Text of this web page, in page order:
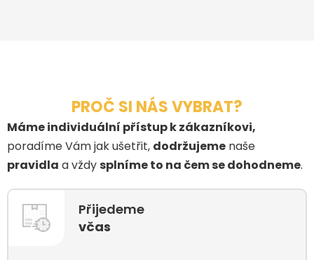
PROČ SI NÁS VYBRAT?
Máme individuální přístup k zákazníkovi,
poradíme Vám jak ušetřit, dodržujeme naše
pravidla a vždy splníme to na čem se dohodneme.
Přijedeme
včas